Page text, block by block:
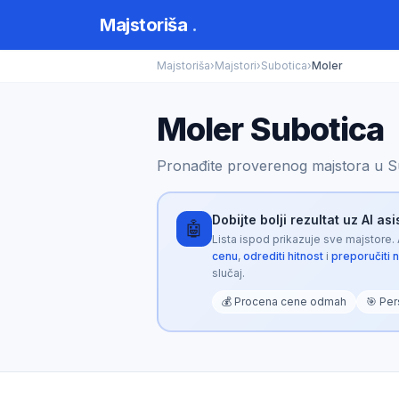
Majstoriša .
Majstoriša›Majstori›Subotica›Moler
Moler Subotica
Pronađite proverenog majstora u
🤖 Dobijte bolji rezultat uz AI
Lista ispod prikazuje sve majstore.
cenu, odrediti hitnosti preporučiti
slučaj.
💰 Procena cene odmah 🎯
🤖 Majstoriša AI